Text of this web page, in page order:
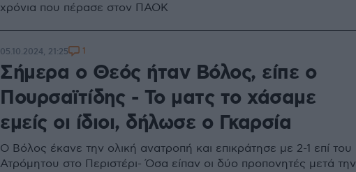
χρόνια που πέρασε στον ΠΑΟΚ
Σήμερα ο Θεός ήταν Βόλος, είπε ο
Πουρσαϊτίδης - Το ματς το χάσαμε
εμείς οι ίδιοι, δήλωσε ο Γκαρσία
Ο Βόλος έκανε την ολική ανατροπή και επικράτησε με 2-1 επί του
Ατρόμητου στο Περιστέρι- Όσα είπαν οι δύο προπονητές μετά την
05.10.2024, 21:25 1